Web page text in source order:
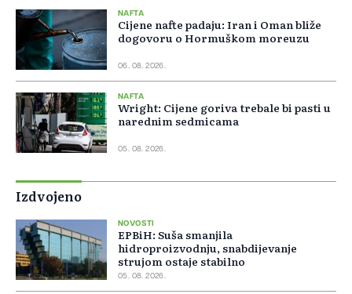
NAFTA
Cijene nafte padaju: Iran i Oman bliže
dogovoru o Hormuškom moreuzu
06. 08. 2026.
NAFTA
Wright: Cijene goriva trebale bi pasti u
narednim sedmicama
05. 08. 2026.
Izdvojeno
NOVOSTI
EPBiH: Suša smanjila
hidroproizvodnju, snabdijevanje
strujom ostaje stabilno
05. 08. 2026.